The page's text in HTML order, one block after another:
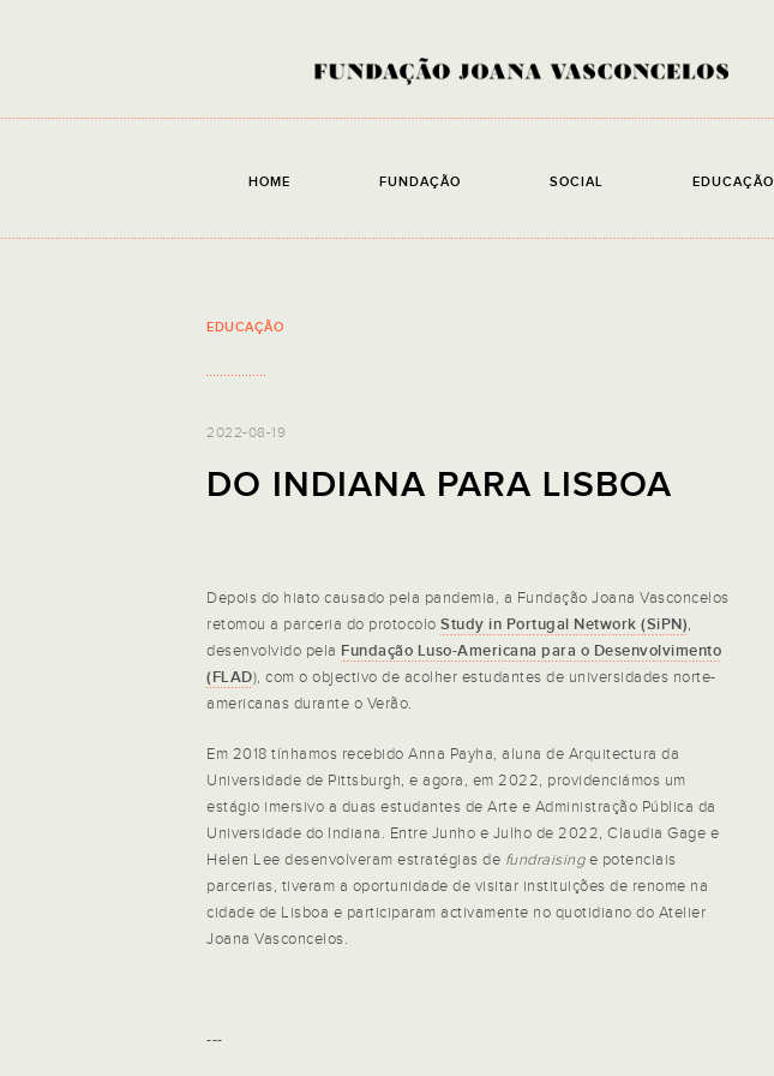
HOME FUNDAÇÃO SOCIAL EDUCAÇÃO
EDUCAÇÃO
2022-08-19
DO INDIANA PARA LISBOA
Depois do hiato causado pela pandemia, a Fundação Joana Vasconcelos
retomou a parceria do protocolo Study in Portugal Network (SiPN),
desenvolvido pela Fundação Luso-Americana para o Desenvolvimento
(FLAD), com o objectivo de acolher estudantes de universidades norte-
americanas durante o Verão.
Em 2018 tínhamos recebido Anna Payha, aluna de Arquitectura da
Universidade de Pittsburgh, e agora, em 2022, providenciámos um
estágio imersivo a duas estudantes de Arte e Administração Pública da
Universidade do Indiana. Entre Junho e Julho de 2022, Claudia Gage e
Helen Lee desenvolveram estratégias de fundraisinge potenciais
parcerias, tiveram a oportunidade de visitar instituições de renome na
cidade de Lisboa e participaram activamente no quotidiano do Atelier
Joana Vasconcelos.
---